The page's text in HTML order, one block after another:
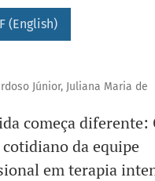
(English)
Júnior, Juliana Maria de
começa diferente:
da equipe
em terapia